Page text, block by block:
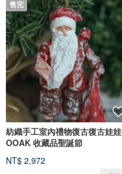
售完
紡織手工室內禮物復古復古娃娃
OOAK 收藏品聖誕節
NT$ 2,972